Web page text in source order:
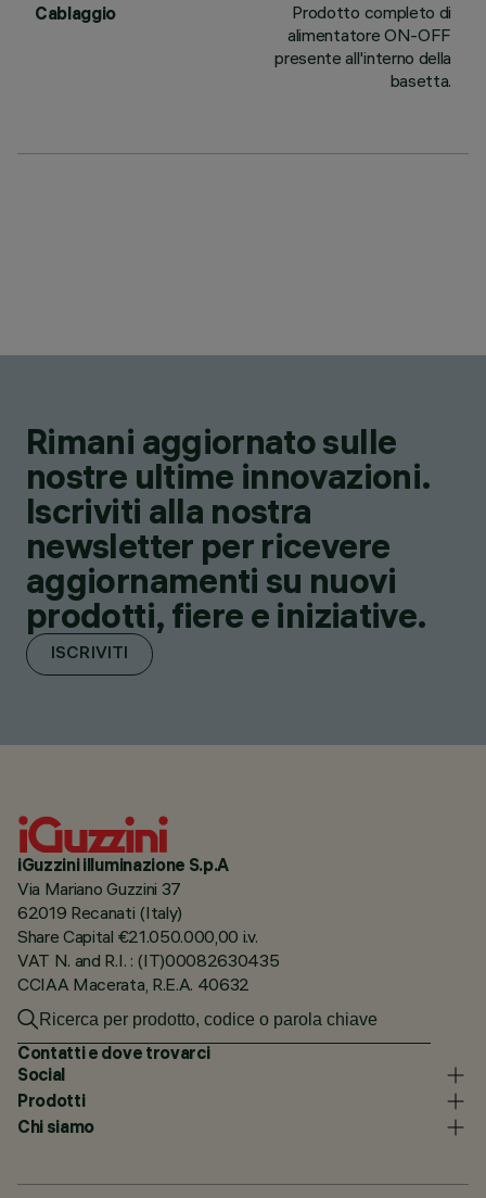
Cablaggio
Prodotto completo di
alimentatore ON-OFF
presente all'interno della
basetta.
Rimani aggiornato sulle
nostre ultime innovazioni.
Iscriviti alla nostra
newsletter per ricevere
aggiornamenti su nuovi
prodotti, fiere e iniziative.
ISCRIVITI
iGuzzini illuminazione S.p.A
Via Mariano Guzzini 37
62019 Recanati (Italy)
Share Capital €21.050.000,00 i.v.
VAT N. and R.I. : (IT)00082630435
CCIAA Macerata, R.E.A. 40632
Contatti e dove trovarci
Social
Prodotti
Chi siamo